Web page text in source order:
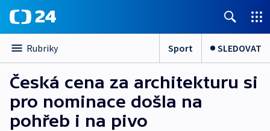
Rubriky Sport SLEDOVAT
Česká cena za architekturu si
pro nominace došla na
pohřeb i na pivo